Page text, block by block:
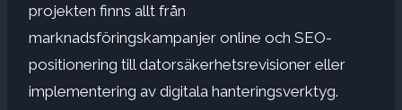
projekten finns allt från
marknadsföringskampanjer online och SEO-
positionering till datorsäkerhetsrevisioner eller
implementering av digitala hanteringsverktyg.